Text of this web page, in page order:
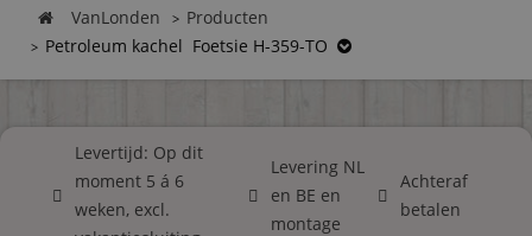
VanLonden
Producten
Petroleum kachel Foetsie H-359-TO
Levertijd: Op dit
moment 5 á 6
weken, excl.
Levering NL
en BE en
montage
Achteraf
betalen